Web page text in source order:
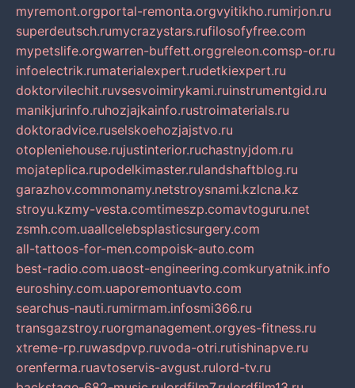
myremont.orgportal-remonta.orgvyitikho.rumirjon.ru
superdeutsch.rumycrazystars.rufilosofyfree.com
mypetslife.orgwarren-buffett.orggreleon.comsp-or.ru
infoelectrik.rumaterialexpert.rudetkiexpert.ru
doktorvilechit.ruvsesvoimirykami.ruinstrumentgid.ru
manikjurinfo.ruhozjajkainfo.rustroimaterials.ru
doktoradvice.ruselskoehozjajstvo.ru
otopleniehouse.rujustinterior.ruchastnyjdom.ru
mojateplica.rupodelkimaster.rulandshaftblog.ru
garazhov.commonamy.netstroysnami.kzlcna.kz
stroyu.kzmy-vesta.comtimeszp.comavtoguru.net
zsmh.com.uaallcelebsplasticsurgery.com
all-tattoos-for-men.compoisk-auto.com
best-radio.com.uaost-engineering.comkuryatnik.info
euroshiny.com.uaporemontuavto.com
searchus-nauti.rumirmam.infosmi366.ru
transgazstroy.ruorgmanagement.orgyes-fitness.ru
xtreme-rp.ruwasdpvp.ruvoda-otri.rutishinapve.ru
orenferma.ruavtoservis-avgust.rulord-tv.ru